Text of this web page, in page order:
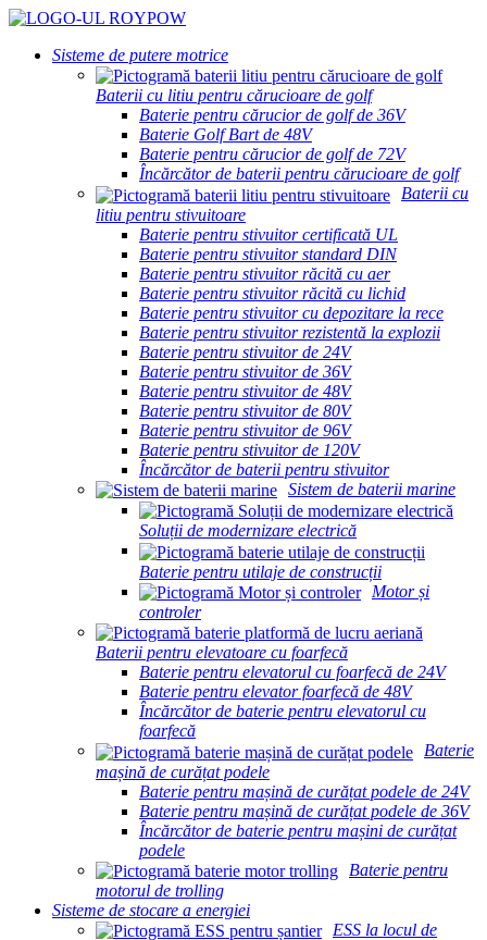
Sisteme de putere motrice
Baterii cu litiu pentru cărucioare de golf
Baterie pentru cărucior de golf de 36V
Baterie Golf Bart de 48V
Baterie pentru cărucior de golf de 72V
Încărcător de baterii pentru cărucioare de golf
Baterii cu
litiu pentru stivuitoare
Baterie pentru stivuitor certificată UL
Baterie pentru stivuitor standard DIN
Baterie pentru stivuitor răcită cu aer
Baterie pentru stivuitor răcită cu lichid
Baterie pentru stivuitor cu depozitare la rece
Baterie pentru stivuitor rezistentă la explozii
Baterie pentru stivuitor de 24V
Baterie pentru stivuitor de 36V
Baterie pentru stivuitor de 48V
Baterie pentru stivuitor de 80V
Baterie pentru stivuitor de 96V
Baterie pentru stivuitor de 120V
Încărcător de baterii pentru stivuitor
Sistem de baterii marine
Soluții de modernizare electrică
Baterie pentru utilaje de construcții
Motor și
controler
Baterii pentru elevatoare cu foarfecă
Baterie pentru elevatorul cu foarfecă de 24V
Baterie pentru elevator foarfecă de 48V
Încărcător de baterie pentru elevatorul cu
foarfecă
Baterie
mașină de curățat podele
Baterie pentru mașină de curățat podele de 24V
Baterie pentru mașină de curățat podele de 36V
Încărcător de baterie pentru mașini de curățat
podele
Baterie pentru
motorul de trolling
Sisteme de stocare a energiei
ESS la locul de